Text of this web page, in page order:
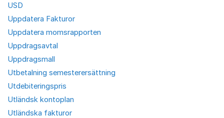
USD
Uppdatera Fakturor
Uppdatera momsrapporten
Uppdragsavtal
Uppdragsmall
Utbetalning semesterersättning
Utdebiteringspris
Utländsk kontoplan
Utländska fakturor